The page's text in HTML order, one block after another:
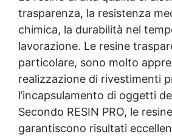
trasparenza, la resistenza
chimica, la durabilità nel
lavorazione. Le resine
particolare, sono molto
realizzazione di rivestimenti
l’incapsulamento di oggetti
Secondo RESIN PRO, le
garantiscono risultati